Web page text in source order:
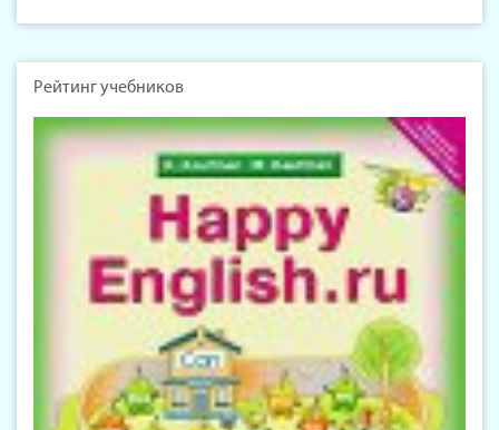
Рейтинг учебников